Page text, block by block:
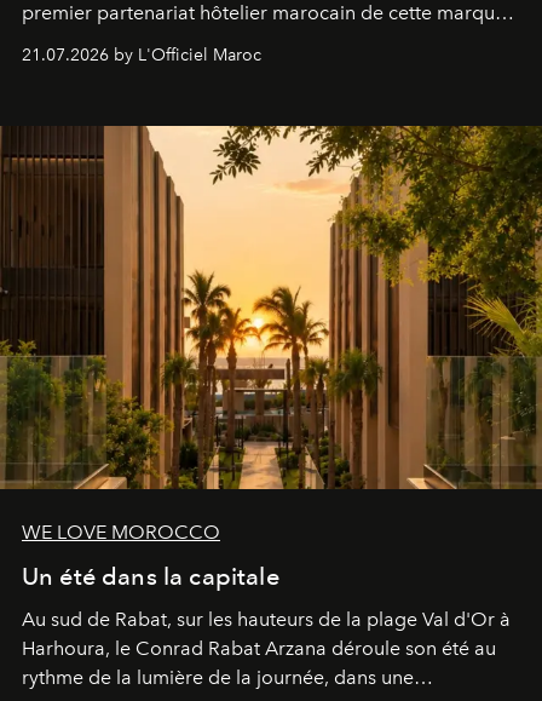
premier partenariat hôtelier marocain de cette marque
britannique, née dans un cabinet de chirurgie plastique
londonien et construite depuis autour d'un actif breveté,
21.07.2026 by L'Officiel Maroc
WE LOVE MOROCCO
Un été dans la capitale
Au sud de Rabat, sur les hauteurs de la plage Val d'Or à
Harhoura, le Conrad Rabat Arzana déroule son été au
rythme de la lumière de la journée, dans une